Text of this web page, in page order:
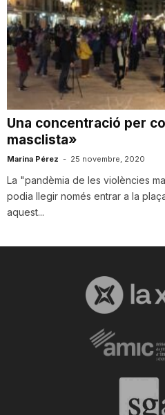
Una concentració per
masclista»
Marina Pérez - 25 novembre, 2020
La "pandèmia de les violències
podia llegir només entrar a la
aquest...